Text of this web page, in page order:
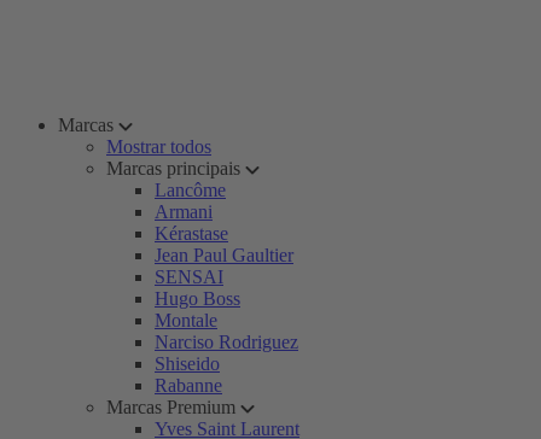
Marcas
Mostrar todos
Marcas principais
Lancôme
Armani
Kérastase
Jean Paul Gaultier
SENSAI
Hugo Boss
Montale
Narciso Rodriguez
Shiseido
Rabanne
Marcas Premium
Yves Saint Laurent